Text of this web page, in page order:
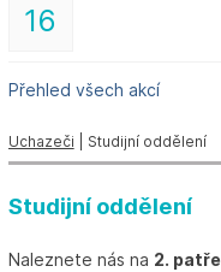
16
Přehled všech akcí
Uchazeči | Studijní oddělení
Studijní oddělení
Naleznete nás na 2. patře